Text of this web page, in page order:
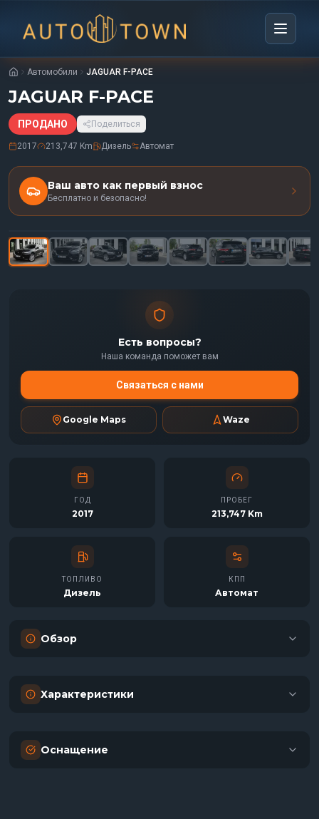
Автомобили JAGUAR F-PACE
JAGUAR F-PACE
ПРОДАНО Поделиться
2017 213,747 Km Дизель Автомат
Ваш авто как первый взнос
Бесплатно и безопасно!
1/35
Есть вопросы?
Наша команда поможет вам
Связаться с нами
Google Maps Waze
ГОД
2017
ПРОБЕГ
213,747 Km
ТОПЛИВО
Дизель
КПП
Автомат
Обзор
Характеристики
Оснащение